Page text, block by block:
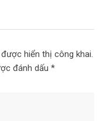
hiển thị công khai.
đánh dấu *